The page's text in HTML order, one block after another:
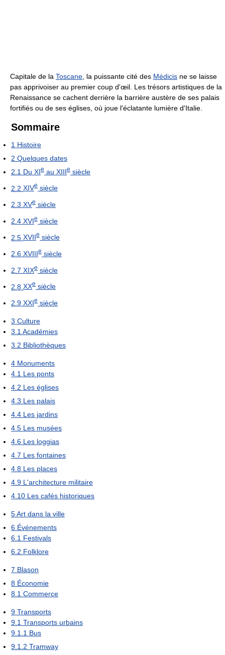
Capitale de la Toscane , la puissante cité des Médicis ne se laisse
pas apprivoiser au premier coup d'œil. Les trésors artistiques de la
Renaissance se cachent derrière la barrière austère de ses palais
fortifiés ou de ses églises, où joue l'éclatante lumière d'Italie.
Sommaire
1 Histoire
2 Quelques dates
2.1 Du XIe au XIIIe siècle
2.2 XIVe siècle
2.3 XVe siècle
2.4 XVIe siècle
2.5 XVIIe siècle
2.6 XVIIIe siècle
2.7 XIXe siècle
2.8 XXe siècle
2.9 XXIe siècle
3 Culture
3.1 Académies
3.2 Bibliothèques
4 Monuments
4.1 Les ponts
4.2 Les églises
4.3 Les palais
4.4 Les jardins
4.5 Les musées
4.6 Les loggias
4.7 Les fontaines
4.8 Les places
4.9 L'architecture militaire
4.10 Les cafés historiques
5Art dans la ville
6 Événements
6.1 Festivals
6.2 Folklore
7 Blason
8 Économie
8.1 Commerce
9 Transports
9.1 Transports urbains
9.1.1 Bus
9.1.2 Tramway